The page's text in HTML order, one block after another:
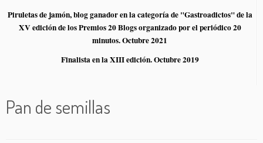
Piruletas de jamón, blog ganador en la categoría de "Gastroadictos" de la
XV edición de los Premios 20 Blogs organizado por el periódico 20
minutos. Octubre 2021
Finalista en la XIII edición. Octubre 2019
Pan de semillas